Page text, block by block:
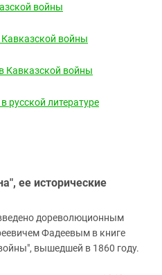
войны
Кавказской войны
Кавказской войны
русской литературе
ее исторические
дореволюционным
Фадеевым в книге
вышедшей в 1860 году.